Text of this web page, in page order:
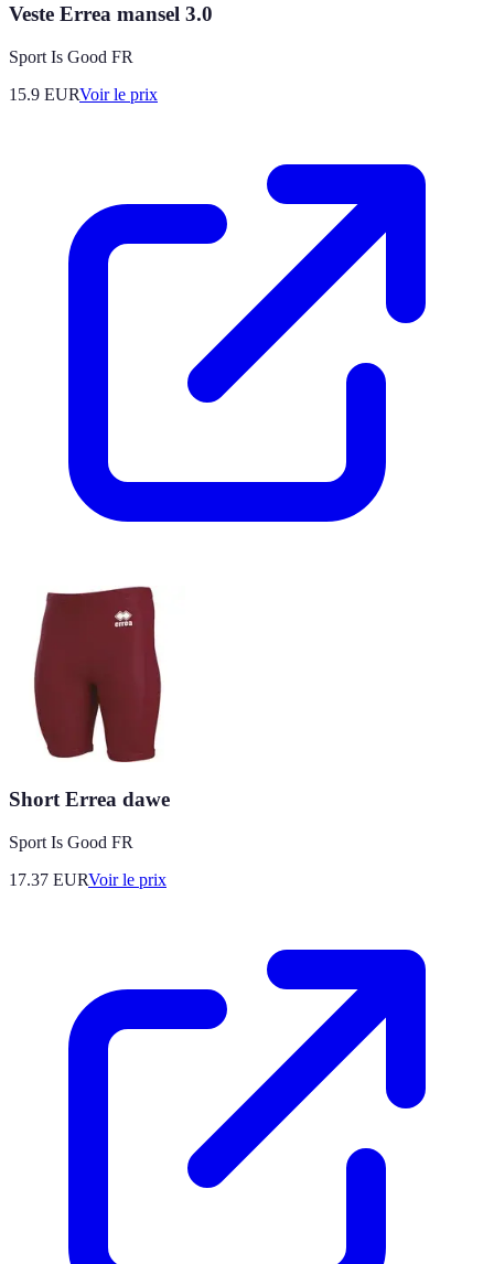
Veste Errea mansel 3.0
Sport Is Good FR
15.9 EURVoir le prix
Short Errea dawe
Sport Is Good FR
17.37 EURVoir le prix